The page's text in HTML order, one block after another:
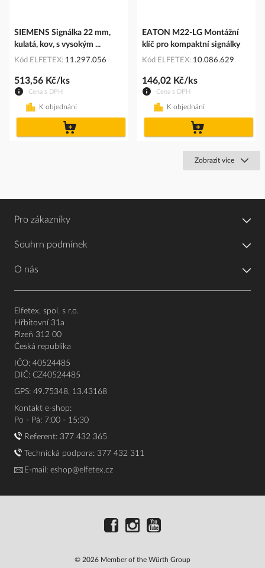
SIEMENS Signálka 22 mm,
kulatá, kov, s vysokým ...
Kód ELFETEX 11.297.056
Cena s DPH
513,56 Kč/ks
K objednání
EATON M22-LG Montážní
klíč pro kompaktní signálky
Kód ELFETEX 10.086.629
Cena s DPH
146,02 Kč/ks
K objednání
Zobrazit více
Pro zákazníky
Souhrn podmínek
O nás
Elfetex, spol. s r.o.
Hřbitovní 31a
Plzeň 312 00
Česká republika
IČO: 40524485
DIČ: CZ40524485
GPS: 49.75348, 13.43168
Kontakt e-shop:
Po - Pá: 7:00 - 15:30
Referent: 377 432 365
Technická podpora: 377 432 311
E-mail: eshop@elfetex.cz
© 2026 Member of the Würth Group